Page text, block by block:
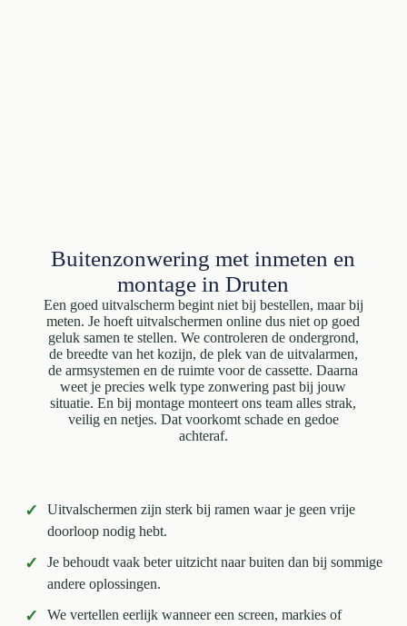
Buitenzonwering met inmeten en
montage in Druten
Een goed uitvalscherm begint niet bij bestellen, maar bij
meten. Je hoeft uitvalschermen online dus niet op goed
geluk samen te stellen. We controleren de ondergrond,
de breedte van het kozijn, de plek van de uitvalarmen,
de armsystemen en de ruimte voor de cassette. Daarna
weet je precies welk type zonwering past bij jouw
situatie. En bij montage monteert ons team alles strak,
veilig en netjes. Dat voorkomt schade en gedoe
achteraf.
✓
Uitvalschermen zijn sterk bij ramen waar je geen vrije
doorloop nodig hebt.
✓
Je behoudt vaak beter uitzicht naar buiten dan bij sommige
andere oplossingen.
✓
We vertellen eerlijk wanneer een screen, markies of